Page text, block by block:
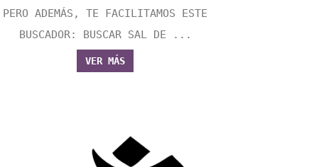
PERO ADEMÁS, TE FACILITAMOS ESTE
BUSCADOR: BUSCAR SAL DE ...
VER MÁS